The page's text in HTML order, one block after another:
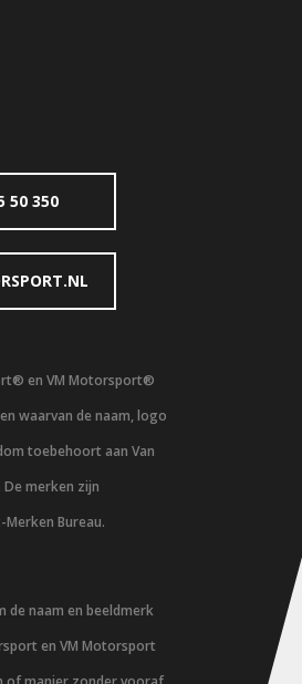
50 350
en VM Motorsport®
waarvan de naam, logo
toebehoort aan Van
merken zijn
Bureau.
de naam en beeldmerk
en VM Motorsport